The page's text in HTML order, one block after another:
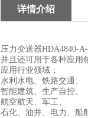
详情介绍
压力变送器HDA4840-
并且还可用于各种应用
应用行业领域：
水利水电、铁路交通、
智能建筑、生产自控、
航空航天、军工、
石化、油井、电力、船